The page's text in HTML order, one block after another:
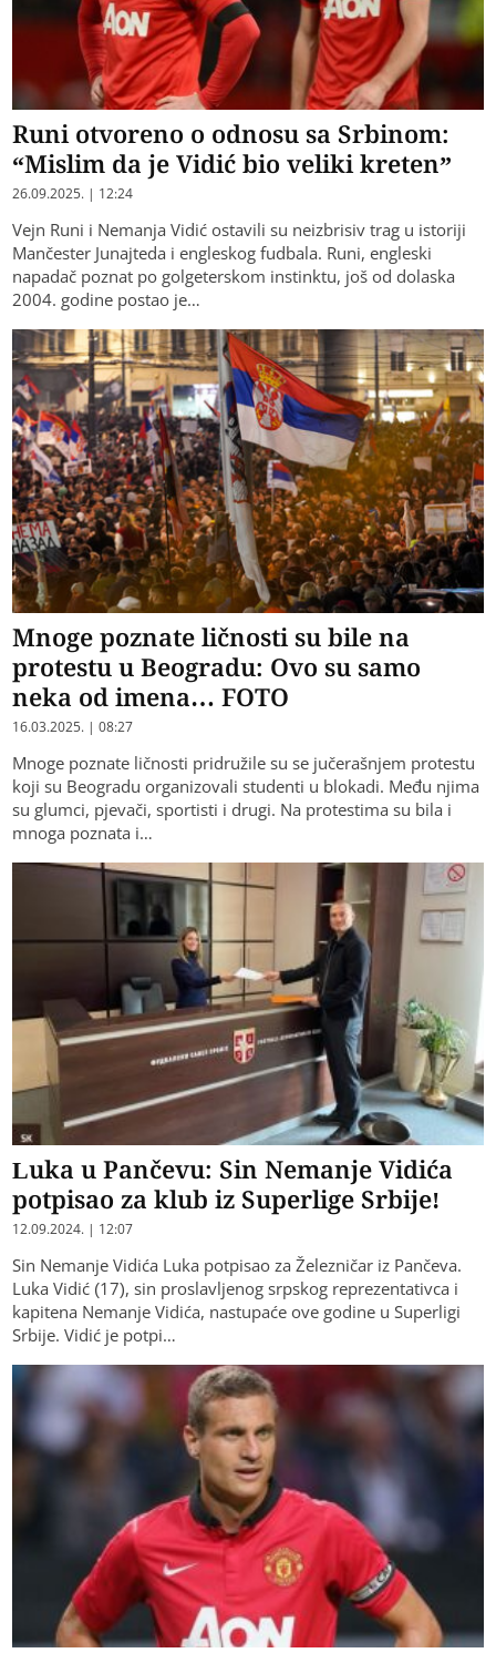
Runi otvoreno o odnosu sa Srbinom:
“Mislim da je Vidić bio veliki kreten”
26.09.2025. | 12:24
Vejn Runi i Nemanja Vidić ostavili su neizbrisiv trag u istoriji
Mančester Junajteda i engleskog fudbala. Runi, engleski
napadač poznat po golgeterskom instinktu, još od dolaska
2004. godine postao je…
Mnoge poznate ličnosti su bile na
protestu u Beogradu: Ovo su samo
neka od imena… FOTO
16.03.2025. | 08:27
Mnoge poznate ličnosti pridružile su se jučerašnjem protestu
koji su Beogradu organizovali studenti u blokadi. Među njima
su glumci, pjevači, sportisti i drugi. Na protestima su bila i
mnoga poznata i…
Luka u Pančevu: Sin Nemanje Vidića
potpisao za klub iz Superlige Srbije!
12.09.2024. | 12:07
Sin Nemanje Vidića Luka potpisao za Železničar iz Pančeva.
Luka Vidić (17), sin proslavljenog srpskog reprezentativca i
kapitena Nemanje Vidića, nastupaće ove godine u Superligi
Srbije. Vidić je potpi…